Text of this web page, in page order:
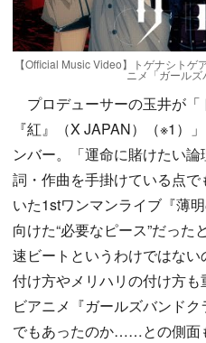
【Official Music Video】トゲナシト
ニメ「ガール
プロデューサーの玉井が「
『紅』（X JAPAN）（※1）
ンバー。「運命に賭けたい
詞・作曲を手掛けている点
いた1stワンマンライブ『薄
向けた“必要なピース”だっ
速ビートというわけではな
付け方やメリハリの付け方
ビアニメ『ガールズバンド
でもあったのか……との側面